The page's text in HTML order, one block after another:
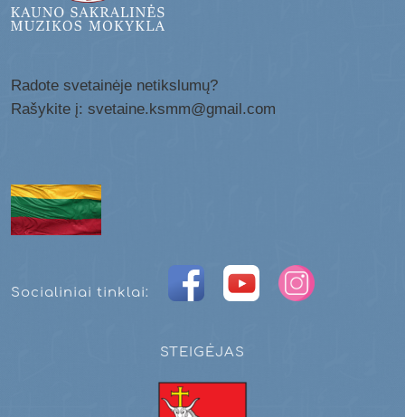
Radote svetainėje netikslumų?
Rašykite į: svetaine.ksmm@gmail.com
Socialiniai tinklai:
STEIGĖJAS